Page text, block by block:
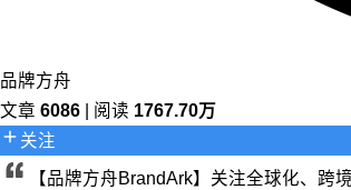
品牌方舟
文章 6086 | 阅读 1767.70万
关注
【品牌方舟BrandArk】关注全球化、跨